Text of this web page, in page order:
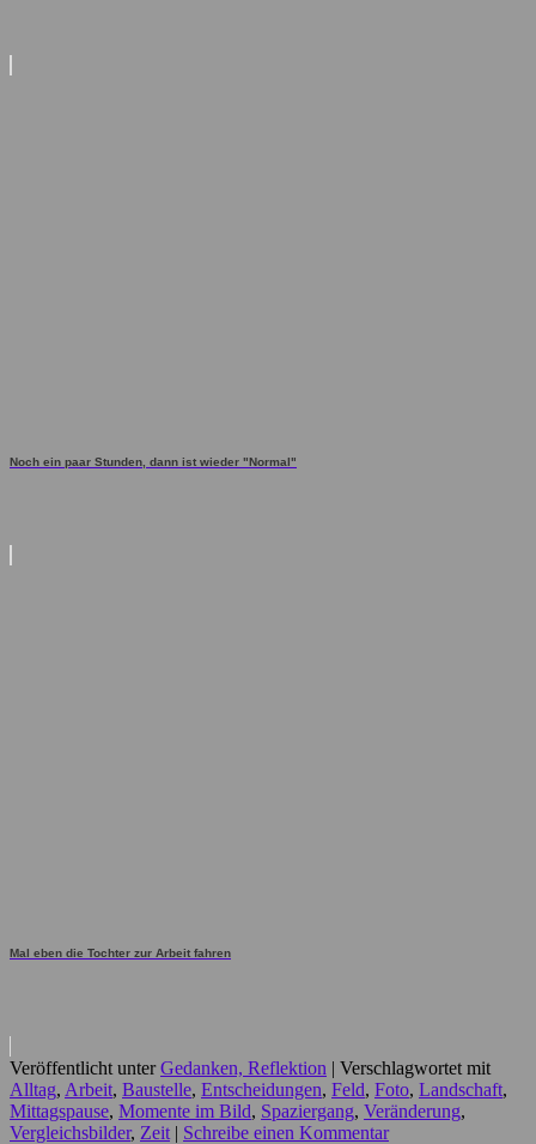
Noch ein paar Stunden, dann ist wieder "Normal"
Mal eben die Tochter zur Arbeit fahren
Veröffentlicht unter Gedanken, Reflektion | Verschlagwortet mit
Alltag, Arbeit, Baustelle, Entscheidungen, Feld, Foto, Landschaft,
Mittagspause, Momente im Bild, Spaziergang, Veränderung,
Vergleichsbilder, Zeit | Schreibe einen Kommentar